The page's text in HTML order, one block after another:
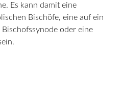
Es kann damit eine
Bischöfe, eine auf ein
oder eine